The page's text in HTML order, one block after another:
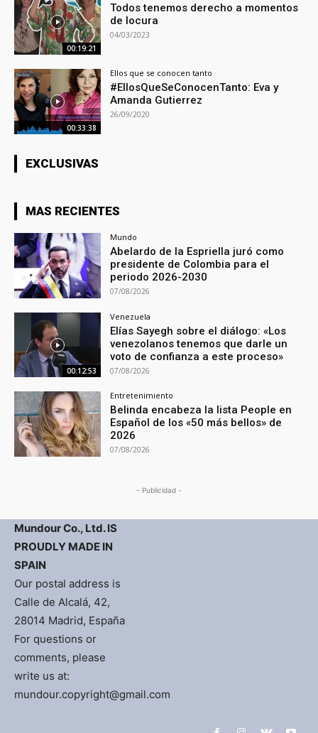
00:19:21
Todos tenemos derecho a momentos
de locura
04/03/2023
00:33:38
Ellos que se conocen tanto
#EllosQueSeConocenTanto: Eva y
Amanda Gutierrez
26/09/2020
EXCLUSIVAS
MAS RECIENTES
Mundo
Abelardo de la Espriella juró como
presidente de Colombia para el
periodo 2026-2030
07/08/2026
00:12:53
Venezuela
Elías Sayegh sobre el diálogo: «Los
venezolanos tenemos que darle un
voto de confianza a este proceso»
07/08/2026
Entretenimiento
Belinda encabeza la lista People en
Español de los «50 más bellos» de
2026
07/08/2026
- Publicidad -
Mundour Co., Ltd. IS
PROUDLY MADE IN
SPAIN
Our postal address is
Calle de Alcalá, 42,
28014 Madrid, España
For questions or
comments, please
write us at:
mundour.copyright@gmail.com